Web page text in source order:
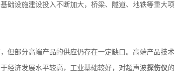
础设施建设投入不断加大，桥梁、隧道、地铁等重大
但部分高端产品的供应仍存在一定缺口。高端产品技
经济发展水平较高，工业基础较好，对超声波探伤仪